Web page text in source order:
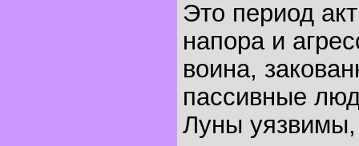
Это период
напора и
воина,
пассивные
Луны уязвимы,